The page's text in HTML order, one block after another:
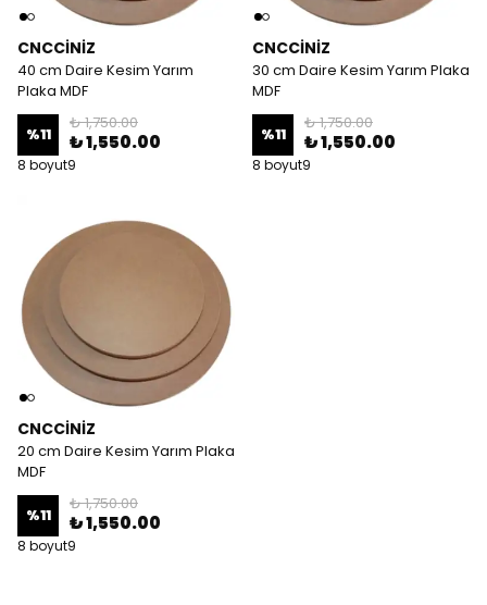
CNCCİNİZ
40 cm Daire Kesim Yarım
Plaka MDF
%11
₺ 1,750.00
₺ 1,550.00
8 boyut9
CNCCİNİZ
30 cm Daire Kesim Yarım Plaka
MDF
%11
₺ 1,750.00
₺ 1,550.00
8 boyut9
CNCCİNİZ
20 cm Daire Kesim Yarım Plaka
MDF
%11
₺ 1,750.00
₺ 1,550.00
8 boyut9